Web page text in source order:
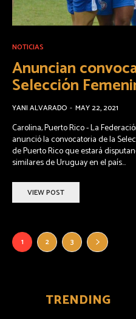
NOTICIAS
Anuncian
Selección
YANI ALVARADO - MAY 22, 2021
Carolina, Puerto Rico - La
anunció la convocatoria de la
de Puerto Rico que estará
similares de Uruguay en el país...
VIEW POST
1 2 3
TRENDING